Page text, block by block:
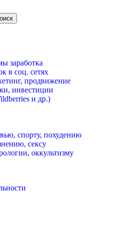
заработка
в соц. сетях
продвижение
инвестиции
и др.)
спорту, похудению
сексу
оккультизму